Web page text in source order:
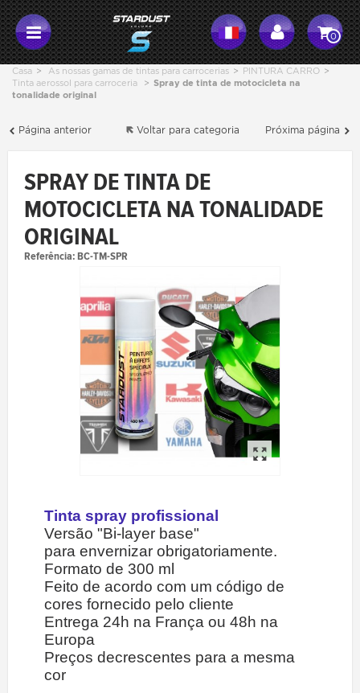
0
Casa > As nossas gamas de tintas para carrocerias > PINTURA CARRO >
Tinta aerossol para carroceria
> Spray de tinta de motocicleta na
tonalidade original
Página anterior Próxima página
Voltar para categoria
SPRAY DE TINTA DE
MOTOCICLETA NA TONALIDADE
ORIGINAL
Referência:BC-TM-SPR
Tinta spray profissional
Versão "Bi-layer base"
para envernizar obrigatoriamente.
Formato de 300 ml
Feito de acordo com um código de
cores fornecido pelo cliente
Entrega 24h na França ou 48h na
Europa
Preços decrescentes para a mesma
cor